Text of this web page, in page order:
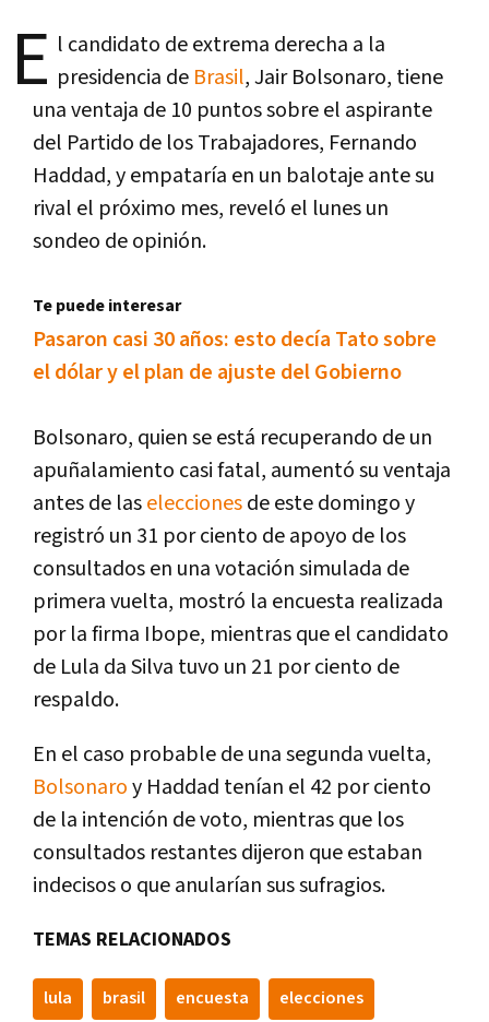
E l candidato de extrema derecha a la
presidencia de Brasil, Jair Bolsonaro, tiene
una ventaja de 10 puntos sobre el aspirante
del Partido de los Trabajadores, Fernando
Haddad, y empataría en un balotaje ante su
rival el próximo mes, reveló el lunes un
sondeo de opinión.
Te puede interesar
Pasaron casi 30 años: esto decía Tato sobre
el dólar y el plan de ajuste del Gobierno
Bolsonaro, quien se está recuperando de un
apuñalamiento casi fatal, aumentó su ventaja
antes de laseleccionesde este domingo y
registró un 31 por ciento de apoyo de los
consultados en una votación simulada de
primera vuelta, mostró la encuesta realizada
por la firma Ibope, mientras que el candidato
de Lula da Silva tuvo un 21 por ciento de
respaldo.
En el caso probable de una segunda vuelta,
Bolsonaroy Haddad tenían el 42 por ciento
de la intención de voto, mientras que los
consultados restantes dijeron que estaban
indecisos o que anularían sus sufragios.
TEMAS RELACIONADOS
lula brasil encuesta elecciones